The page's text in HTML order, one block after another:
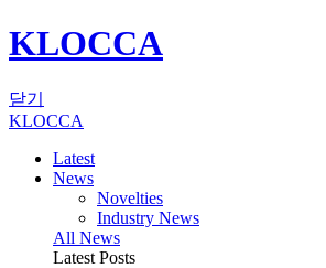
KLOCCA
닫기
KLOCCA
Latest
News
Novelties
Industry News
All News
Latest Posts